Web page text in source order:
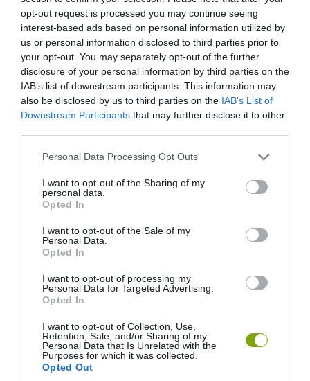
opt-out request is processed you may continue seeing
interest-based ads based on personal information utilized by
us or personal information disclosed to third parties prior to
your opt-out. You may separately opt-out of the further
disclosure of your personal information by third parties on the
IAB’s list of downstream participants. This information may
also be disclosed by us to third parties on the IAB’s List of
Downstream Participants that may further disclose it to other
Please note that this website/app uses one or more Google
not limited to your visit or usage behaviour. You may click to
grant or deny consent to Google and its third-party tags to
use your data for below specified purposes in below Google
consent section.
Personal Data Processing Opt Outs
I want to opt-out of the Sharing of my
personal data.
Opted In
I want to opt-out of the Sale of my
Personal Data.
Opted In
I want to opt-out of processing my
Personal Data for Targeted Advertising.
Opted In
I want to opt-out of Collection, Use,
Retention, Sale, and/or Sharing of my
Personal Data that Is Unrelated with the
Purposes for which it was collected.
Opted Out
A pozsgások kevés vízzel is beérik, nem
kell őket túl gyakran öntözni. Mindenhol
megélnek, de a naposabb helyet jobban
kedvelik.